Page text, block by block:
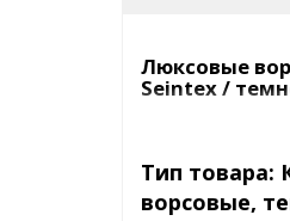
Люксовые
Seintex /
⊕
Тип товара:
ворсовые,